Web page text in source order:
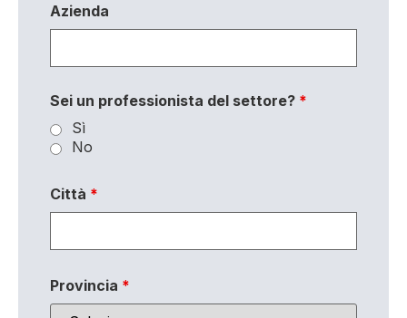
Azienda
Sei un professionista del settore? *
Sì
No
Città *
Provincia *